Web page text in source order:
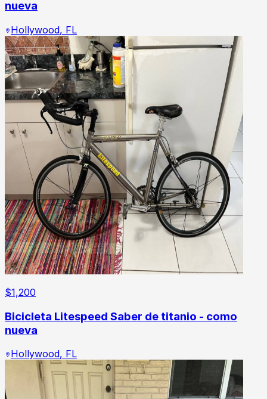
nueva
Hollywood, FL
$1,200
Bicicleta Litespeed Saber de titanio - como
nueva
Hollywood, FL